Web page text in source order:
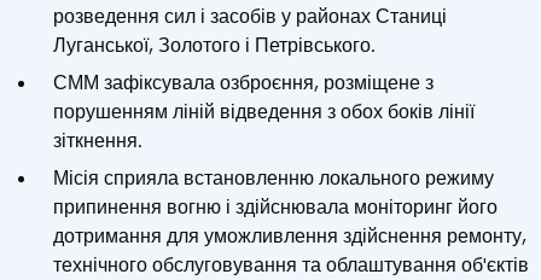
розведення сил і засобів у районах Станиці
Луганської, Золотого і Петрівського.
СММ зафіксувала озброєння, розміщене з
порушенням ліній відведення з обох боків лінії
зіткнення.
Місія сприяла встановленню локального режиму
припинення вогню і здійснювала моніторинг його
дотримання для уможливлення здійснення ремонту,
технічного обслуговування та облаштування об'єктів